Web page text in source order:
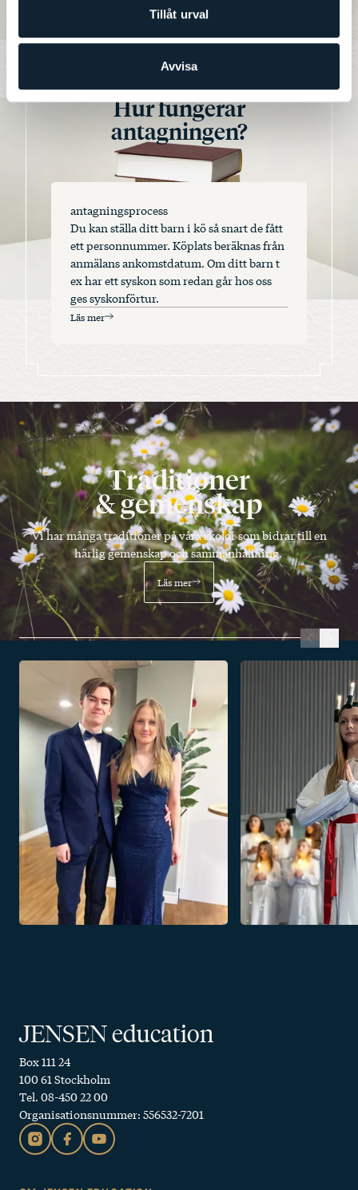
Tillåt urval
Avvisa
Hur fungerar
antagningen?
antagningsprocess
Du kan ställa ditt barn i kö så snart de fått
ett personnummer. Köplats beräknas från
anmälans ankomstdatum. Om ditt barn t
ex har ett syskon som redan går hos oss
ges syskonförtur.
Läs mer
Traditioner
& gemenskap
Vi har många traditioner på våra skolor som bidrar till en
härlig gemenskap och sammanhållning.
Läs mer
JENSEN education
Box 111 24
100 61 Stockholm
Tel. 08-450 22 00
Organisationsnummer: 556532-7201